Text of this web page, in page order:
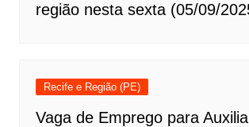
região nesta sexta (05/09/
Recife e Região (PE)
Vaga de Emprego para